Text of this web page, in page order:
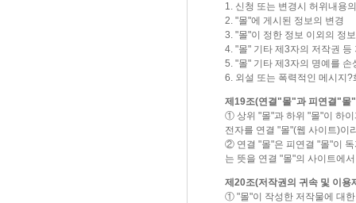
1. 신청 또는 변경시 허위내용
2. "몰"에 게시된 정보의 변경
3. "몰"이 정한 정보 이외의 정
4. "몰" 기타 제3자의 저작권
5. "몰" 기타 제3자의 명예를
6. 외설 또는 폭력적인 메시지
제19조(연결"몰"과 피연결"몰
① 상위 "몰"과 하위 "몰"이 하
전자를 연결 "몰"(웹 사이트)이
② 연결 "몰"은 피연결 "몰"이
는 뜻을 연결 "몰"의 사이트에
제20조(저작권의 귀속 및 이용
① "몰"이 작성한 저작물에 대